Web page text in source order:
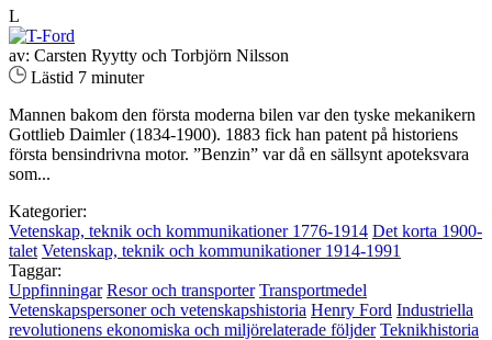
L
av: Carsten Ryytty och Torbjörn Nilsson
Lästid 7 minuter
Mannen bakom den första moderna bilen var den tyske mekanikern
Gottlieb Daimler (1834-1900). 1883 fick han patent på historiens
första bensindrivna motor. ”Benzin” var då en sällsynt apoteksvara
som...
Kategorier:
Vetenskap, teknik och kommunikationer 1776-1914 Det korta 1900-
talet Vetenskap, teknik och kommunikationer 1914-1991
Taggar:
Uppfinningar Resor och transporter Transportmedel
Vetenskapspersoner och vetenskapshistoria Henry Ford Industriella
revolutionens ekonomiska och miljörelaterade följder Teknikhistoria